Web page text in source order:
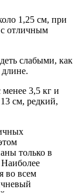
1,25 см, при
отличным
слабыми, как
3,5 кг и
см, редкий,
только в
во всем